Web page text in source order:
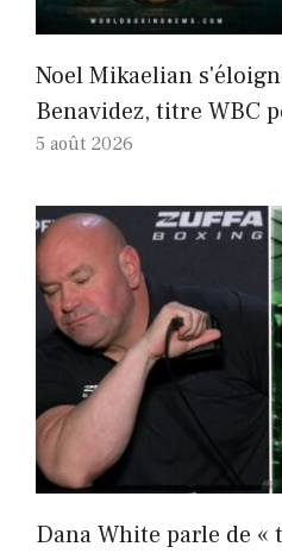
Noel Mikaelian
Benavidez, titre WBC
5 août 2026
Dana White parle de